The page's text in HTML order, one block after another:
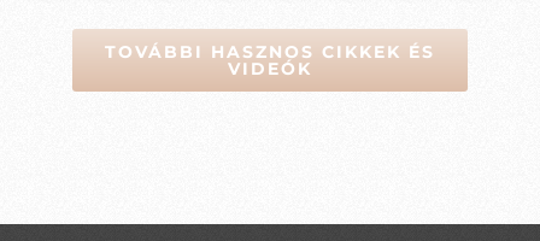
TOVÁBBI HASZNOS CIKKEK ÉS
VIDEÓK